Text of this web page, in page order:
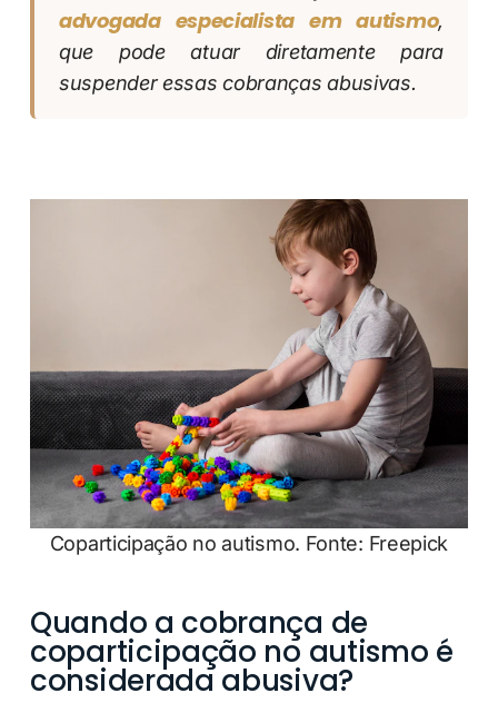
advogada especialista em autismo,
que pode atuar diretamente para
suspender essas cobranças abusivas.
Coparticipação no autismo. Fonte: Freepick
Quando a cobrança de
coparticipação no autismo é
considerada abusiva?